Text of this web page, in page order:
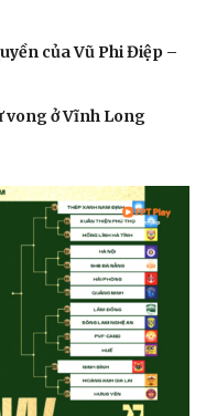
của Vũ Phi Điệp –
vong ở Vĩnh Long